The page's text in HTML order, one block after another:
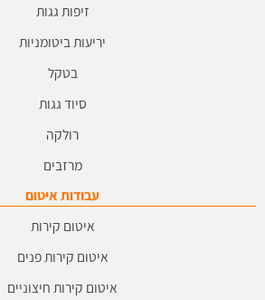
זיפות גגות
יריעות ביטומניות
בטקל
סיוד גגות
רולקה
מרזבים
עבודות איטום
איטום קירות
איטום קירות פנים
איטום קירות חיצוניים